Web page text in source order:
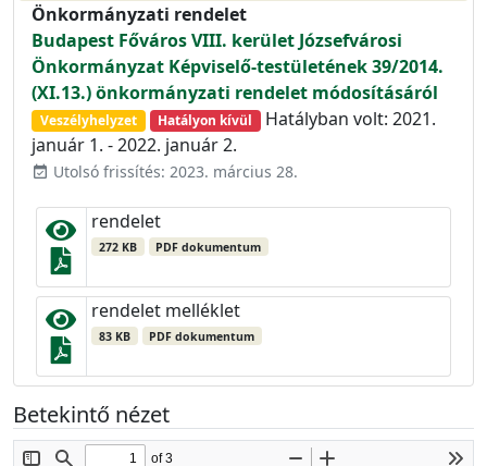
Önkormányzati rendelet
Budapest Főváros VIII. kerület Józsefvárosi
Önkormányzat Képviselő-testületének 39/2014.
(XI.13.) önkormányzati rendelet módosításáról
Veszélyhelyzet Hatályon kívül
Hatályban volt: 2021.
január 1. - 2022. január 2.
event_available Utolsó frissítés: 2023. március 28.
rendelet
272 KB PDF dokumentum
rendelet melléklet
83 KB PDF dokumentum
Betekintő nézet